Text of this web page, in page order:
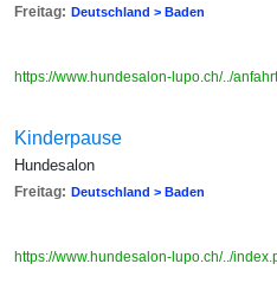
Freitag: Deutschland > Baden
https://www.hundesalon-lupo.ch/../
Kinderpause
Hundesalon
Freitag: Deutschland > Baden
https://www.hundesalon-lupo.ch/../